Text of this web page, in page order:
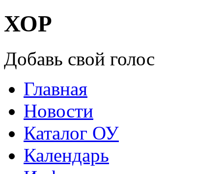
ХОР
Добавь свой голос
Главная
Новости
Каталог ОУ
Календарь